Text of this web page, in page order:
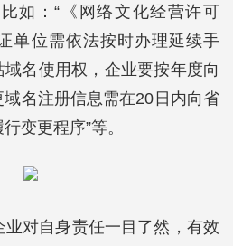
如：“《网络文化经营许可
单位需依法按时办理延续手
域名使用权，企业要按年度向
域名注册信息需在20日内向省
变更程序”等。
对自身责任一目了然，有效